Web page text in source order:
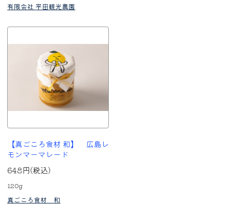
有限会社 平田観光農園
【真ごころ食材 和】 広島レ
モンマーマレード
648円(税込)
120g
真ごころ食材 和